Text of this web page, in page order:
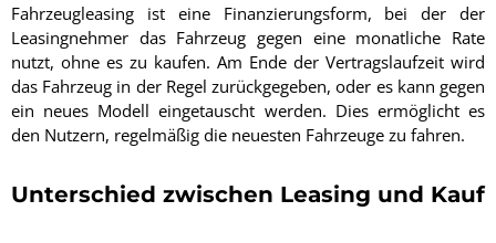
Fahrzeugleasing ist eine Finanzierungsform, bei der der
Leasingnehmer das Fahrzeug gegen eine monatliche Rate
nutzt, ohne es zu kaufen. Am Ende der Vertragslaufzeit wird
das Fahrzeug in der Regel zurückgegeben, oder es kann gegen
ein neues Modell eingetauscht werden. Dies ermöglicht es
den Nutzern, regelmäßig die neuesten Fahrzeuge zu fahren.
Unterschied zwischen Leasing und Kauf